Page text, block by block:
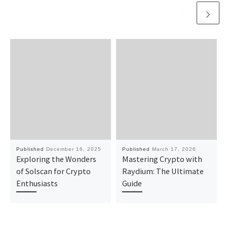
Published December 16, 2025
Exploring the Wonders
of Solscan for Crypto
Enthusiasts
Published March 17, 2026
Mastering Crypto with
Raydium: The Ultimate
Guide